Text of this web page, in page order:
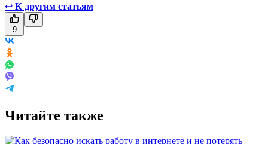
↩ К другим статьям
9
Читайте также